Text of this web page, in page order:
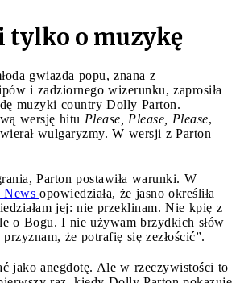
tylko o muzykę
gwiazda popu, znana z
i zadziornego wizerunku, zaprosiła
muzyki country Dolly Parton.
wersję hitu Please, Please, Please,
wulgaryzmy. W wersji z Parton –
Parton postawiła warunki. W
News opowiedziała, że jasno określiła
jej: nie przeklinam. Nie kpię z
o Bogu. I nie używam brzydkich słów
że potrafię się zezłościć”.
jako anegdotę. Ale w rzeczywistości to